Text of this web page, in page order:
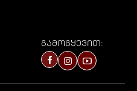
გამოგყევით: